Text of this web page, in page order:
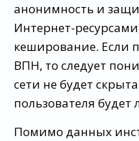
анонимность и
Интернет-
кеширование. Если
ВПН, то следует
сети не будет
пользователя будет
Помимо данных